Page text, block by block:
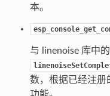
本。
与 linenoise 库中的
数，根据已经注册